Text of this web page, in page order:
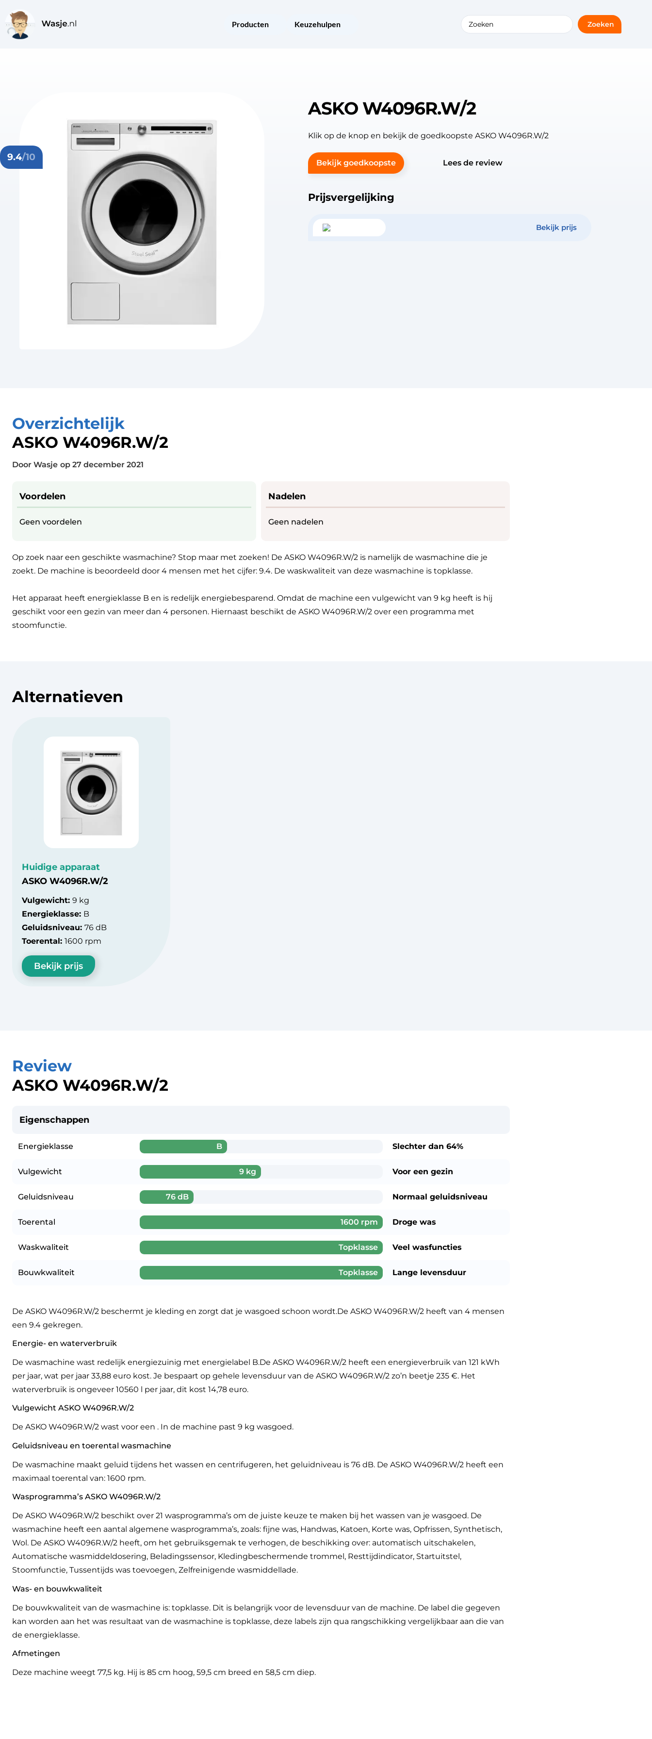
Producten Keuzehulpen Zoeken
9.4/10
ASKO W4096R.W/2
Klik op de knop en bekijk de goedkoopste ASKO W4096R.W/2
Bekijk goedkoopste Lees de review
Prijsvergelijking
Bekijk prijs
Overzichtelijk
ASKO W4096R.W/2
Door Wasje op 27 december 2021
Voordelen
Geen voordelen
Nadelen
Geen nadelen
Op zoek naar een geschikte wasmachine? Stop maar met zoeken! De ASKO W4096R.W/2 is namelijk de wasmachine die je
zoekt. De machine is beoordeeld door 4 mensen met het cijfer: 9.4. De waskwaliteit van deze wasmachine is topklasse.
Het apparaat heeft energieklasse B en is redelijk energiebesparend. Omdat de machine een vulgewicht van 9 kg heeft is hij
geschikt voor een gezin van meer dan 4 personen. Hiernaast beschikt de ASKO W4096R.W/2 over een programma met
stoomfunctie.
Alternatieven
Huidige apparaat
ASKO W4096R.W/2
Vulgewicht: 9 kg
Energieklasse: B
Geluidsniveau: 76 dB
Toerental: 1600 rpm
Bekijk prijs
Review
ASKO W4096R.W/2
Eigenschappen
Energieklasse B Slechter dan 64%
Vulgewicht 9 kg Voor een gezin
Geluidsniveau 76 dB Normaal geluidsniveau
Toerental 1600 rpm Droge was
Waskwaliteit Topklasse Veel wasfuncties
Bouwkwaliteit Topklasse Lange levensduur
De ASKO W4096R.W/2 beschermt je kleding en zorgt dat je wasgoed schoon wordt.De ASKO W4096R.W/2 heeft van 4 mensen
een 9.4 gekregen.
Energie- en waterverbruik
De wasmachine wast redelijk energiezuinig met energielabel B.De ASKO W4096R.W/2 heeft een energieverbruik van 121 kWh
per jaar, wat per jaar 33,88 euro kost. Je bespaart op gehele levensduur van de ASKO W4096R.W/2 zo’n beetje 235 €. Het
waterverbruik is ongeveer 10560 l per jaar, dit kost 14,78 euro.
Vulgewicht ASKO W4096R.W/2
De ASKO W4096R.W/2 wast voor een . In de machine past 9 kg wasgoed.
Geluidsniveau en toerental wasmachine
De wasmachine maakt geluid tijdens het wassen en centrifugeren, het geluidniveau is 76 dB. De ASKO W4096R.W/2 heeft een
maximaal toerental van: 1600 rpm.
Wasprogramma’s ASKO W4096R.W/2
De ASKO W4096R.W/2 beschikt over 21 wasprogramma’s om de juiste keuze te maken bij het wassen van je wasgoed. De
wasmachine heeft een aantal algemene wasprogramma’s, zoals: fijne was, Handwas, Katoen, Korte was, Opfrissen, Synthetisch,
Wol. De ASKO W4096R.W/2 heeft, om het gebruiksgemak te verhogen, de beschikking over: automatisch uitschakelen,
Automatische wasmiddeldosering, Beladingssensor, Kledingbeschermende trommel, Resttijdindicator, Startuitstel,
Stoomfunctie, Tussentijds was toevoegen, Zelfreinigende wasmiddellade.
Was- en bouwkwaliteit
De bouwkwaliteit van de wasmachine is: topklasse. Dit is belangrijk voor de levensduur van de machine. De label die gegeven
kan worden aan het was resultaat van de wasmachine is topklasse, deze labels zijn qua rangschikking vergelijkbaar aan die van
de energieklasse.
Afmetingen
Deze machine weegt 77,5 kg. Hij is 85 cm hoog, 59,5 cm breed en 58,5 cm diep.